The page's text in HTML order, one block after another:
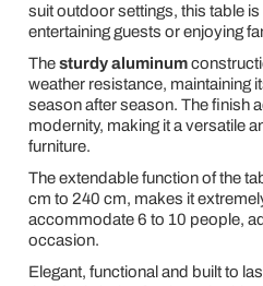
suit outdoor settings, this table
entertaining guests or enjoying
Thesturdy aluminum
weather resistance, maintaining
season after season. The finish
modernity, making it a versatile
furniture.
The extendable function of the
cm to 240 cm, makes it
accommodate 6 to 10 people,
occasion.
Elegant, functional and built to